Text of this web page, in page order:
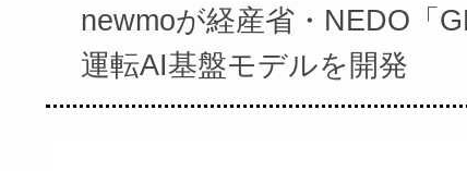
newmoが経産省・NEDO「
運転AI基盤モデルを開発